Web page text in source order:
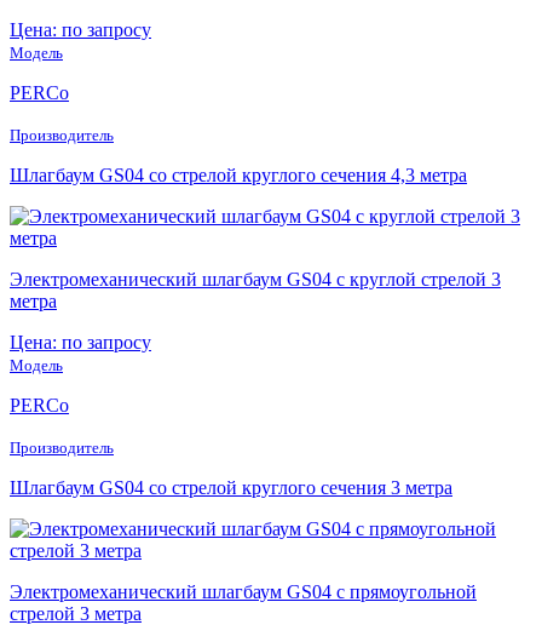
Цена: по запросу
Модель
PERCo
Производитель
Шлагбаум GS04 со стрелой круглого сечения 4,3 метра
Электромеханический шлагбаум GS04 с круглой стрелой 3
метра
Цена: по запросу
Модель
PERCo
Производитель
Шлагбаум GS04 со стрелой круглого сечения 3 метра
Электромеханический шлагбаум GS04 с прямоугольной
стрелой 3 метра